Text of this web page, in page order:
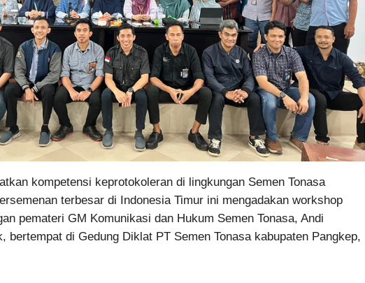
kompetensi keprotokoleran di lingkungan Semen Tonasa
terbesar di Indonesia Timur ini mengadakan workshop
pemateri GM Komunikasi dan Hukum Semen Tonasa, Andi
bertempat di Gedung Diklat PT Semen Tonasa kabupaten Pangkep,